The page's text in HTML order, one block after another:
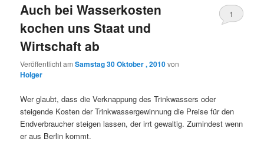
Auch bei Wasserkosten
kochen uns Staat und
Wirtschaft ab
Veröffentlicht amSamstag 30 Oktober , 2010von
Holger
1
Wer glaubt, dass die Verknappung des Trinkwassers oder
steigende Kosten der Trinkwassergewinnung die Preise für den
Endverbraucher steigen lassen, der irrt gewaltig. Zumindest wenn
er aus Berlin kommt.